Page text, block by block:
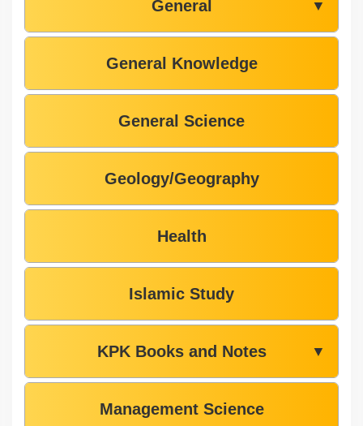
General ▼
General Knowledge
General Science
Geology/Geography
Health
Islamic Study
KPK Books and Notes ▼
Management Science